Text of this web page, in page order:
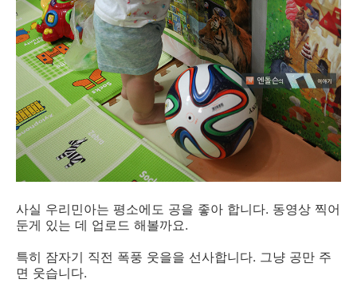
사실 우리민아는 평소에도 공을 좋아 합니다. 동영상 찍어
둔게 있는 데 업로드 해볼까요.
특히 잠자기 직전 폭풍 웃을을 선사합니다. 그냥 공만 주
면 웃습니다.